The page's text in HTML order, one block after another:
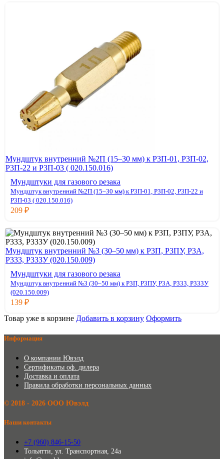
Мундштук внутренний №2П (15–30 мм) к Р3П-01, Р3П-02,
Р3П-22 и Р3П-03 ( 020.150.016)
Мундштуки для газового резака
Мундштук внутренний №2П (15–30 мм) к Р3П-01, Р3П-02, Р3П-22 и
Р3П-03 ( 020.150.016)
209 ₽
Мундштук внутренний №3 (30–50 мм) к Р3П, Р3ПУ, Р3А,
Р333, Р333У (020.150.009)
Мундштуки для газового резака
Мундштук внутренний №3 (30–50 мм) к Р3П, Р3ПУ, Р3А, Р333, Р333У
(020.150.009)
139 ₽
Товар уже в корзине Добавить в корзину Оформить
Информация
О компании Ювэлд
Сертификаты оф. дилера
Доставка и оплата
Правила обработки персональных данных
©️ 2018 - 2026 ООО Ювэлд
Наши контакты
+7 (960) 846-15-50
Тольятти, ул. Транспортная, 24а